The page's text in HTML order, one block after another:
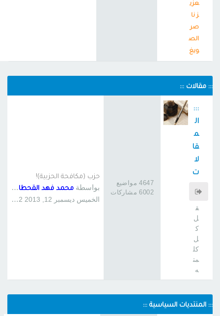
عزي
ز نا
صر
الص
ويغ
::: مقالات :::
:::
ال
م
قا
لا
ت
ق
ل
ك
ل
كل
مت
ه
4647 مواضيع
6002 مشاركات
حزب (مكافحة الحزبية)!
بواسطة محمد فهد القحطاني 6
الخميس ديسمبر 12, 2013 1:22 am
::: المنتديات السياسية :::